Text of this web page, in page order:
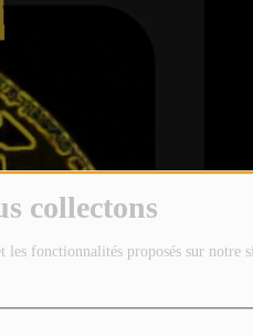
collectons
fonctionnalités proposés sur notre